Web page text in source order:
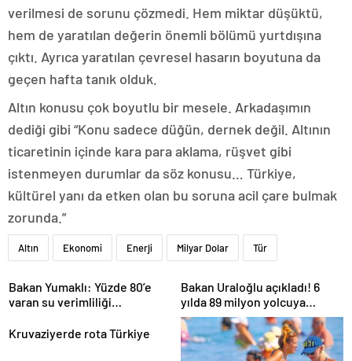
verilmesi de sorunu çözmedi. Hem miktar düşüktü,
hem de yaratılan değerin önemli bölümü yurtdışına
çıktı. Ayrıca yaratılan çevresel hasarın boyutuna da
geçen hafta tanık olduk.
Altın konusu çok boyutlu bir mesele. Arkadaşımın
dediği gibi “Konu sadece düğün, dernek değil. Altının
ticaretinin içinde kara para aklama, rüşvet gibi
istenmeyen durumlar da söz konusu… Türkiye,
kültürel yanı da etken olan bu soruna acil çare bulmak
zorunda.”
Altın Ekonomi Enerji Milyar Dolar Tür
Bakan Yumaklı: Yüzde 80’e
varan su verimliliği
Bakan Uraloğlu açıkladı! 6
yılda 89 milyon yolcuya
hizmet verdi
Kruvaziyerde rota Türkiye